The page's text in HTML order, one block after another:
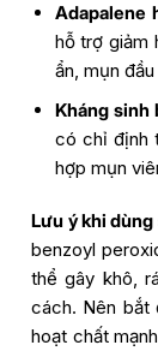
Adapalene
hỗ trợ giảm
ẩn, mụn
Kháng sinh
có chỉ định
hợp mụn
Lưu ý khi
benzoyl
thể gây khô,
cách. Nên bắt
hoạt chất